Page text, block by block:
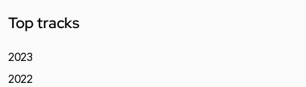
Top tracks
2023
2022